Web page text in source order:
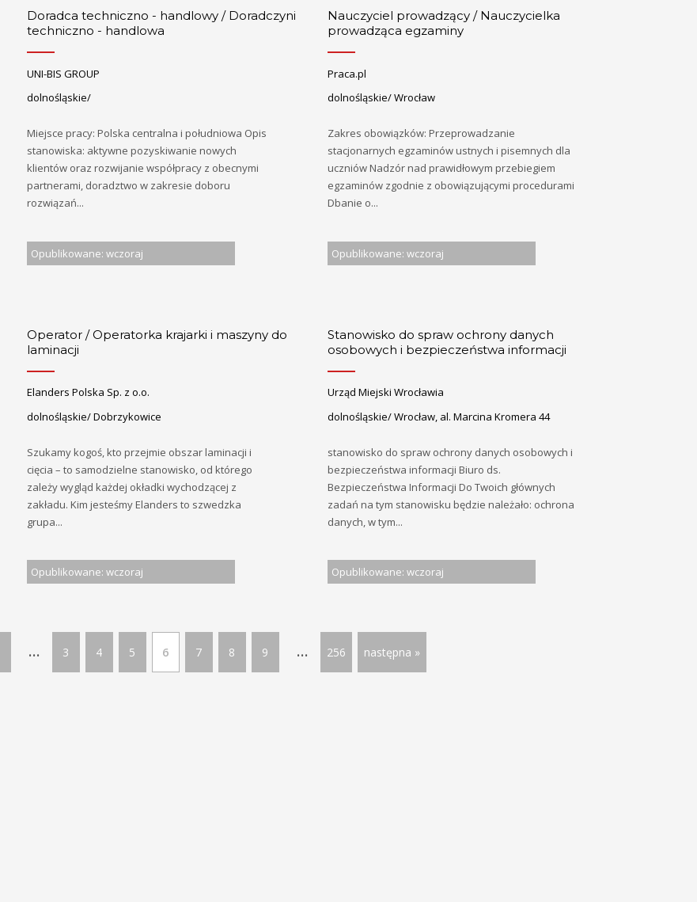
Doradca techniczno - handlowy / Doradczyni
techniczno - handlowa
UNI-BIS GROUP
dolnośląskie/
Miejsce pracy: Polska centralna i południowa Opis
stanowiska: aktywne pozyskiwanie nowych
klientów oraz rozwijanie współpracy z obecnymi
partnerami, doradztwo w zakresie doboru
rozwiązań...
Opublikowane: wczoraj
Nauczyciel prowadzący / Nauczycielka
prowadząca egzaminy
Praca.pl
dolnośląskie/ Wrocław
Zakres obowiązków: Przeprowadzanie
stacjonarnych egzaminów ustnych i pisemnych dla
uczniów Nadzór nad prawidłowym przebiegiem
egzaminów zgodnie z obowiązującymi procedurami
Dbanie o...
Opublikowane: wczoraj
Operator / Operatorka krajarki i maszyny do
laminacji
Elanders Polska Sp. z o.o.
dolnośląskie/ Dobrzykowice
Szukamy kogoś, kto przejmie obszar laminacji i
cięcia – to samodzielne stanowisko, od którego
zależy wygląd każdej okładki wychodzącej z
zakładu. Kim jesteśmy Elanders to szwedzka
grupa...
Opublikowane: wczoraj
Stanowisko do spraw ochrony danych
osobowych i bezpieczeństwa informacji
Urząd Miejski Wrocławia
dolnośląskie/ Wrocław, al. Marcina Kromera 44
stanowisko do spraw ochrony danych osobowych i
bezpieczeństwa informacji Biuro ds.
Bezpieczeństwa Informacji Do Twoich głównych
zadań na tym stanowisku będzie należało: ochrona
danych, w tym...
Opublikowane: wczoraj
... 3 4 5 6 7 8 9 ... 256 następna »